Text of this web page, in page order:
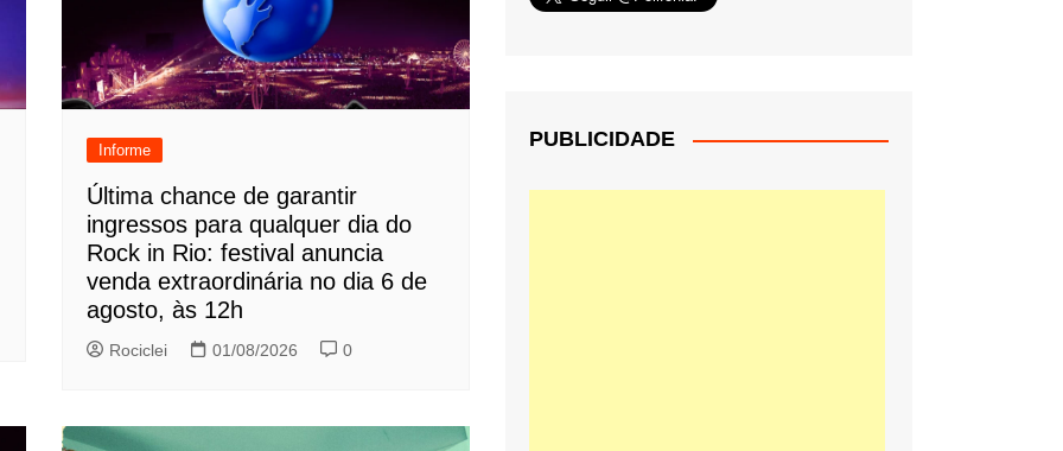
Informe
Última chance de garantir
ingressos para qualquer dia do
Rock in Rio: festival anuncia
venda extraordinária no dia 6 de
agosto, às 12h
Rociclei 01/08/2026 0
PUBLICIDADE